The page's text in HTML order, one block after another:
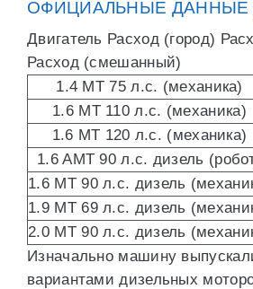
ОФИЦИАЛЬНЫЕ ДАННЫЕ
Двигатель Расход (город)
Расход (смешанный)
1.4 MT 75 л.с. (механика)
1.6 MT 110 л.с. (механика)
1.6 MT 120 л.с. (механика)
1.6 AMT 90 л.с. дизель
1.6 MT 90 л.с. дизель
1.9 MT 69 л.с. дизель
2.0 MT 90 л.с. дизель
Изначально машину
вариантами дизельных